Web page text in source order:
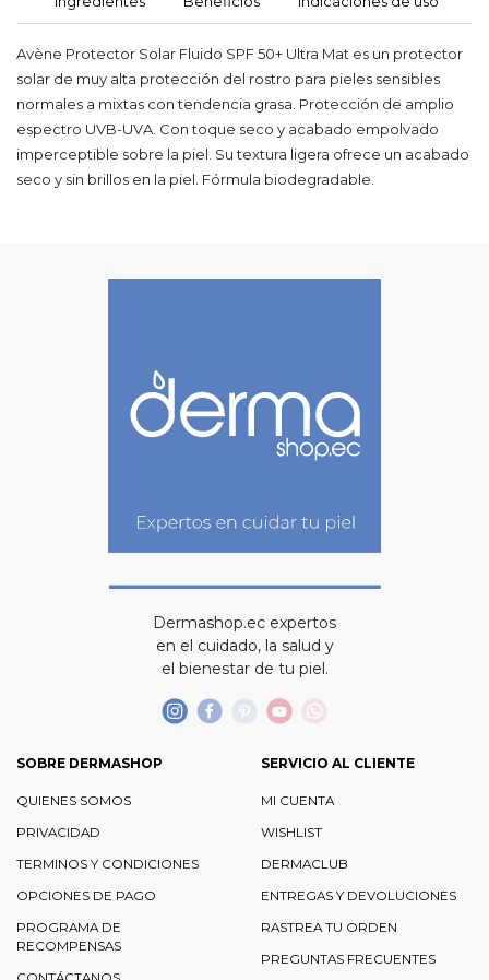
Avène Protector Solar Fluido SPF 50+ Ultra Mat es un protector
solar de muy alta protección del rostro para pieles sensibles
normales a mixtas con tendencia grasa. Protección de amplio
espectro UVB-UVA. Con toque seco y acabado empolvado
imperceptible sobre la piel. Su textura ligera ofrece un acabado
seco y sin brillos en la piel. Fórmula biodegradable.
Dermashop.ec expertos
en el cuidado, la salud y
el bienestar de tu piel.
SOBRE DERMASHOP
QUIENES SOMOS
PRIVACIDAD
TERMINOS Y CONDICIONES
OPCIONES DE PAGO
PROGRAMA DE
RECOMPENSAS
SERVICIO AL CLIENTE
MI CUENTA
WISHLIST
DERMACLUB
ENTREGAS Y DEVOLUCIONES
RASTREA TU ORDEN
PREGUNTAS FRECUENTES